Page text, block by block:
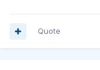
Quote